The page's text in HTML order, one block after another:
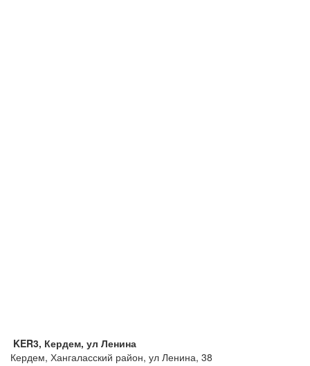
KER3, Кердем, ул Ленина
Кердем, Хангаласский район, ул Ленина, 38